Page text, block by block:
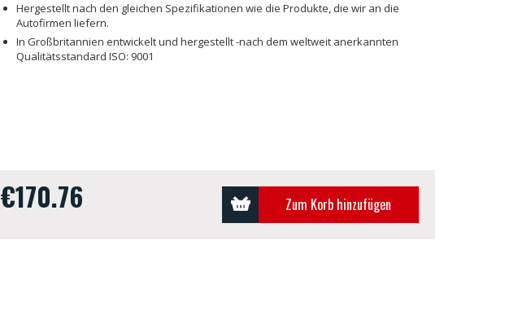
Hergestellt nach den gleichen Spezifikationen wie die Produkte, die wir an die
Autofirmen liefern.
In Großbritannien entwickelt und hergestellt -nach dem weltweit anerkannten
Qualitätsstandard ISO: 9001
€170.76 Zum Korb hinzufügen